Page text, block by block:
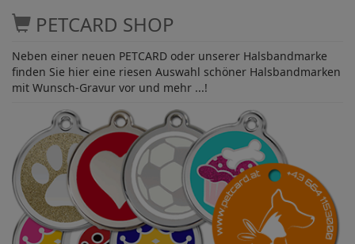
PETCARD SHOP
Neben einer neuen PETCARD oder unserer Halsbandmarke
finden Sie hier eine riesen Auswahl schöner Halsbandmarken
mit Wunsch-Gravur vor und mehr ...!